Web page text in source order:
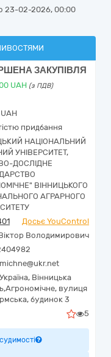
23-02-2026, 00:00
ЗАКУПІВЛЯ
UAH (з ПДВ)
придбання
НАЦІОНАЛЬНИЙ
УНІВЕРСИТЕТ,
ДОСЛІДНЕ
ВІННИЦЬКОГО
АГРАРНОГО
Досьє YouControl
Володимирович
Україна, Вінницька
Агрономічне, вулиця
будинок 3
5